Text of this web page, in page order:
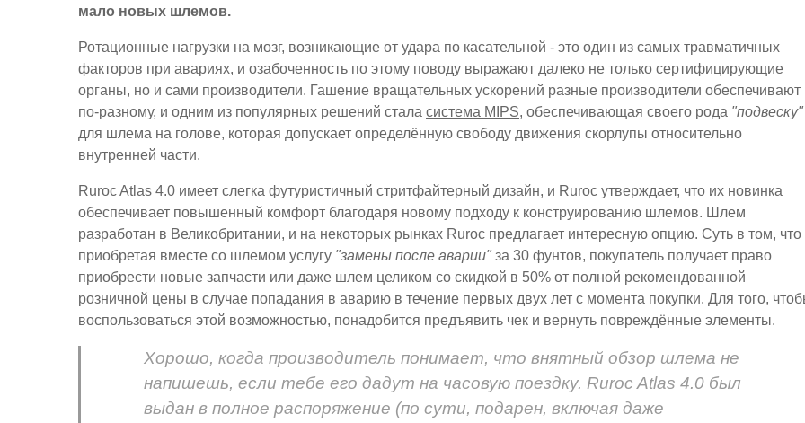
мало новых шлемов.
Ротационные нагрузки на мозг, возникающие от удара по касательной - это один из самых травматичных
факторов при авариях, и озабоченность по этому поводу выражают далеко не только сертифицирующие
органы, но и сами производители. Гашение вращательных ускорений разные производители обеспечивают
по-разному, и одним из популярных решений стала система MIPS, обеспечивающая своего рода "подвеску"
для шлема на голове, которая допускает определённую свободу движения скорлупы относительно
внутренней части.
Ruroc Atlas 4.0 имеет слегка футуристичный стритфайтерный дизайн, и Ruroc утверждает, что их новинка
обеспечивает повышенный комфорт благодаря новому подходу к конструированию шлемов. Шлем
разработан в Великобритании, и на некоторых рынках Ruroc предлагает интересную опцию. Суть в том, что
приобретая вместе со шлемом услугу "замены после аварии" за 30 фунтов, покупатель получает право
приобрести новые запчасти или даже шлем целиком со скидкой в 50% от полной рекомендованной
розничной цены в случае попадания в аварию в течение первых двух лет с момента покупки. Для того,
воспользоваться этой возможностью, понадобится предъявить чек и вернуть повреждённые элементы.
Хорошо, когда производитель понимает, что внятный обзор шлема не
напишешь, если тебе его дадут на часовую поездку. Ruroc Atlas 4.0 был
выдан в полное распоряжение (по сути, подарен, включая даже